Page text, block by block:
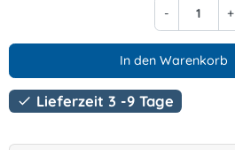
- +
In den Warenkorb
 Lieferzeit 3 -9 Tage